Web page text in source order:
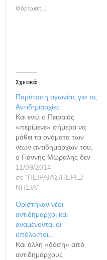
Φόρτωση...
Σχετικά
Παράταση αγωνίας για τις
Αντιδημαρχίες
Και ενώ ο Πειραιάς
«περίμενε» σήμερα να
μάθει τα ονόματα των
νέων αντιδημάρχων του,
ο Γιάννης Μώραλης δεν
έδειξε τη… δέουσα
προθυμία! Έτσι, ο
δήμαρχος αρκέστηκε να
ονόματα και να αφήσει
τους υπόλοιπους με την
αγωνία… Κατ’ αρχάς,
έγινε γνωστό, ότι ο Τάκης
Αβραμίδης αναλαμβάνει
πρόεδρος του
11/09/2014
σε "ΠΕΙΡΑΙΑΣ/ΠΕΡΙΞ/
ΝΗΣΙΑ"
Ορίστηκαν νέοι
αντιδήμαρχοι και
αναμένονται οι
υπόλοιποι…
Και άλλη «δόση» από
αντιδημάρχους